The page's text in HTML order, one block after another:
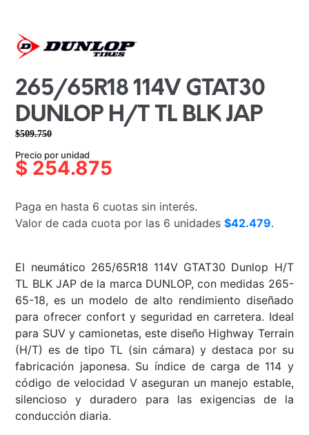
265/65R18 114V GTAT30
DUNLOP H/T TL BLK JAP
$509.750
precio
original
$509.750.
precio
actual
$254.875.
Precio por unidad
$ 254.875
Paga en hasta 6 cuotas sin interés.
Valor de cada cuota por las 6 unidades$42.479.
El neumático 265/65R18 114V GTAT30 Dunlop H/T
TL BLK JAP de la marca DUNLOP, con medidas 265-
65-18, es un modelo de alto rendimiento diseñado
para ofrecer confort y seguridad en carretera. Ideal
para SUV y camionetas, este diseño Highway Terrain
(H/T) es de tipo TL (sin cámara) y destaca por su
fabricación japonesa. Su índice de carga de 114 y
código de velocidad V aseguran un manejo estable,
silencioso y duradero para las exigencias de la
conducción diaria.